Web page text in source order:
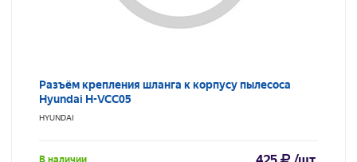
Разъём крепления шланга к корпусу пылесоса
Hyundai H-VCC05
HYUNDAI